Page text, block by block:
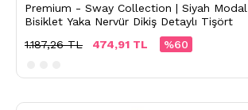
Premium - Sway Collection | Siyah Modal
Bisiklet Yaka Nervür Dikiş Detaylı Tişört
%60
474,91 TL
1.187,26 TL